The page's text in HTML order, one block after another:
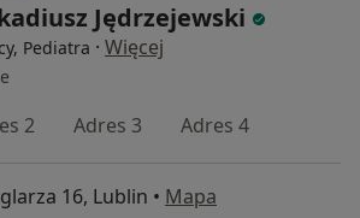
Jędrzejewski
Pediatra · Więcej
2 Adres 3 Adres 4
16, Lublin • Mapa